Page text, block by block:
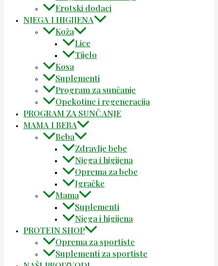
Erotski dodaci
NJEGA I HIGIJENA
Koža
Lice
Tijelo
Kosa
Suplementi
Program za sunčanje
Opekotine i regeneracija
PROGRAM ZA SUNČANJE
MAMA I BEBA
Beba
Zdravlje bebe
Njega i higijena
Oprema za bebe
Igračke
Mama
Suplementi
Njega i higijena
PROTEIN SHOP
Oprema za sportiste
Suplementi za sportiste